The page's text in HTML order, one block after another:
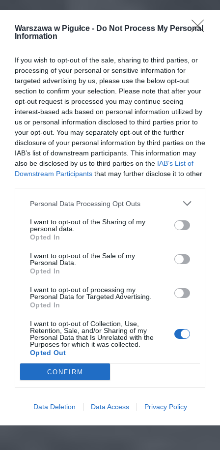
Warszawa w Pigułce - Do Not Process My Personal
Information
If you wish to opt-out of the sale, sharing to third parties, or
processing of your personal or sensitive information for
targeted advertising by us, please use the below opt-out
section to confirm your selection. Please note that after your
opt-out request is processed you may continue seeing
interest-based ads based on personal information utilized by
us or personal information disclosed to third parties prior to
your opt-out. You may separately opt-out of the further
disclosure of your personal information by third parties on the
IAB’s list of downstream participants. This information may
also be disclosed by us to third parties on the IAB’s List of
Downstream Participants that may further disclose it to other
Personal Data Processing Opt Outs
I want to opt-out of the Sharing of my
personal data.
Opted In
I want to opt-out of the Sale of my
Personal Data.
Opted In
I want to opt-out of processing my
Personal Data for Targeted Advertising.
Opted In
I want to opt-out of Collection, Use,
Retention, Sale, and/or Sharing of my
Personal Data that Is Unrelated with the
Purposes for which it was collected.
Opted Out
CONFIRM
Data Deletion Data Access Privacy Policy